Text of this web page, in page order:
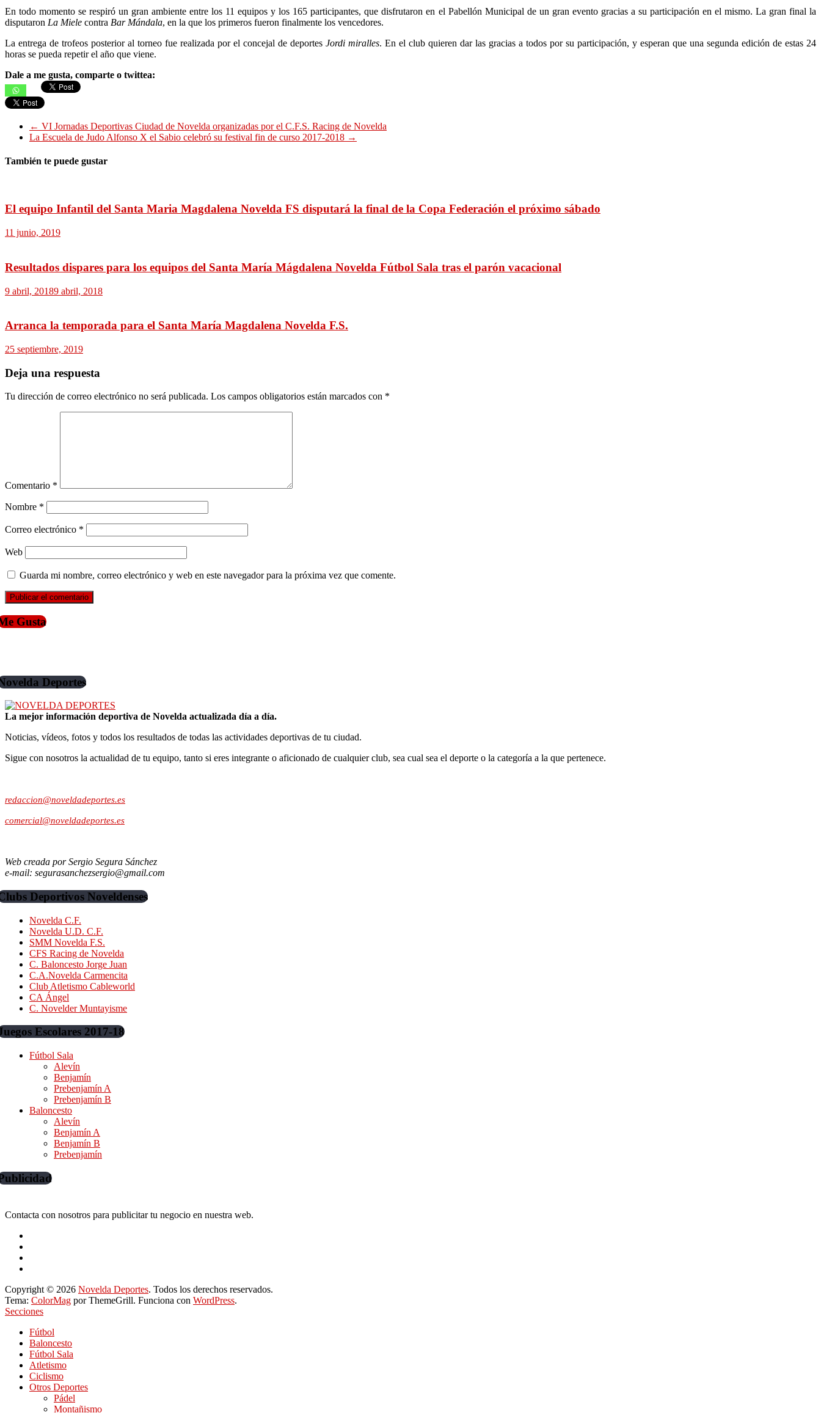
En todo momento se respiró un gran ambiente entre los 11 equipos y los 165 participantes, que disfrutaron en el Pabellón Municipal de un gran evento gracias a su participación en el mismo. La gran final la
disputaron La Miele contra Bar Mándala, en la que los primeros fueron finalmente los vencedores.
La entrega de trofeos posterior al torneo fue realizada por el concejal de deportes Jordi miralles. En el club quieren dar las gracias a todos por su participación, y esperan que una segunda edición de estas 24
horas se pueda repetir el año que viene.
Dale a me gusta, comparte o twittea:
← VI Jornadas Deportivas Ciudad de Novelda organizadas por el C.F.S. Racing de Novelda
La Escuela de Judo Alfonso X el Sabio celebró su festival fin de curso 2017-2018 →
También te puede gustar
El equipo Infantil del Santa Maria Magdalena Novelda FS disputará la final de la Copa Federación el próximo sábado
11 junio, 2019
Resultados dispares para los equipos del Santa María Mágdalena Novelda Fútbol Sala tras el parón vacacional
9 abril, 20189 abril, 2018
Arranca la temporada para el Santa María Magdalena Novelda F.S.
25 septiembre, 2019
Deja una respuesta
Tu dirección de correo electrónico no será publicada. Los campos obligatorios están marcados con *
Comentario *
Nombre *
Correo electrónico *
Web
Guarda mi nombre, correo electrónico y web en este navegador para la próxima vez que comente.
Gusta
Deportes
La mejor información deportiva de Novelda actualizada día a día.
Noticias, vídeos, fotos y todos los resultados de todas las actividades deportivas de tu ciudad.
Sigue con nosotros la actualidad de tu equipo, tanto si eres integrante o aficionado de cualquier club, sea cual sea el deporte o la categoría a la que pertenece.
redaccion@noveldadeportes.es
comercial@noveldadeportes.es
Web creada por Sergio Segura Sánchez
e-mail: segurasanchezsergio@gmail.com
Deportivos Noveldenses
Novelda C.F.
Novelda U.D. C.F.
SMM Novelda F.S.
CFS Racing de Novelda
C. Baloncesto Jorge Juan
C.A.Novelda Carmencita
Club Atletismo Cableworld
CA Ángel
C. Novelder Muntayisme
Escolares 2017-18
Fútbol Sala
Alevín
Benjamín
Prebenjamín A
Prebenjamín B
Baloncesto
Alevín
Benjamín A
Benjamín B
Prebenjamín
Contacta con nosotros para publicitar tu negocio en nuestra web.
Copyright © 2026 Novelda Deportes. Todos los derechos reservados.
Tema: ColorMag por ThemeGrill. Funciona con WordPress.
Secciones
Fútbol
Baloncesto
Fútbol Sala
Atletismo
Ciclismo
Otros Deportes
Pádel
Montañismo